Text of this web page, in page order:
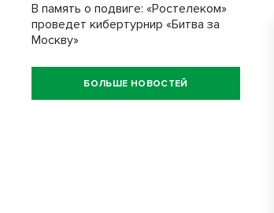
В память о подвиге: «Ростелеком»
проведет кибертурнир «Битва за
Москву»
БОЛЬШЕ НОВОСТЕЙ